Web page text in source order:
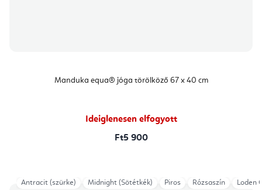
Manduka equa® jóga törölköző 67 x 40 cm
Ideiglenesen elfogyott
Ft5 900
Antracit (szürke) Midnight (Sötétkék) Piros Rózsaszín Loden